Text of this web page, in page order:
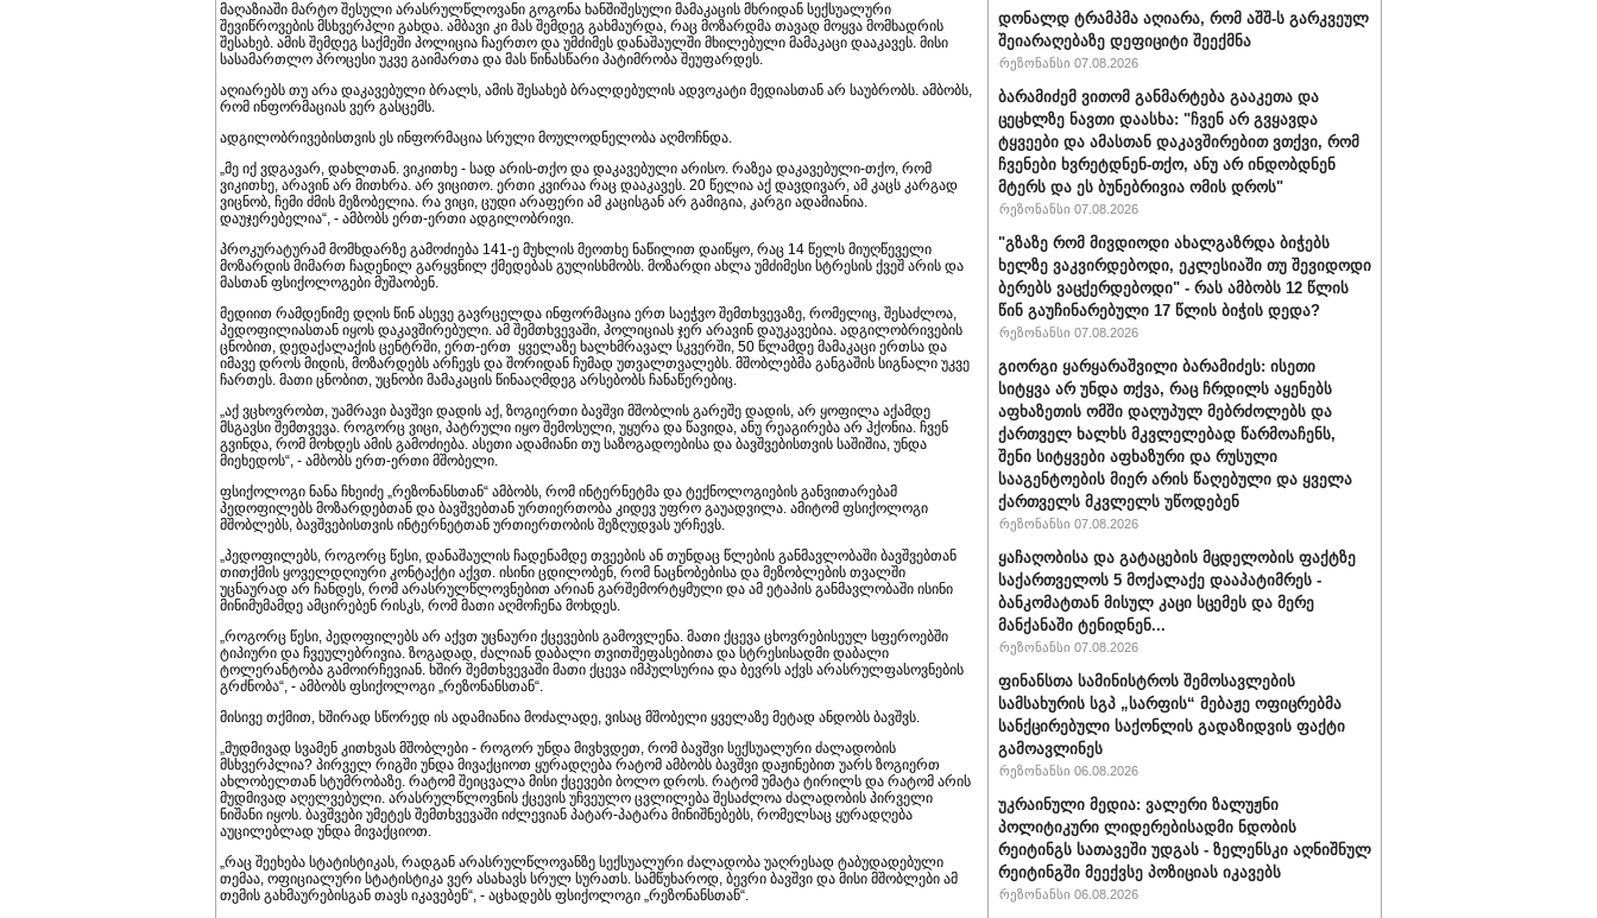
მაღაზიაში მარტო შესული არასრულწლოვანი გოგონა ხანშიშესული მამაკაცის მხრიდან სექსუალური
შევიწროვების მსხვერპლი გახდა. ამბავი კი მას შემდეგ გახმაურდა, რაც მოზარდმა თავად მოყვა მომხადრის
შესახებ. ამის შემდეგ საქმეში პოლიცია ჩაერთო და უმძიმეს დანაშაულში მხილებული მამაკაცი დააკავეს. მისი
სასამართლო პროცესი უკვე გაიმართა და მას წინასწარი პატიმრობა შეუფარდეს.
აღიარებს თუ არა დაკავებული ბრალს, ამის შესახებ ბრალდებულის ადვოკატი მედიასთან არ საუბრობს. ამბობს,
რომ ინფორმაციას ვერ გასცემს.
ადგილობრივებისთვის ეს ინფორმაცია სრული მოულოდნელობა აღმოჩნდა.
„მე იქ ვდგავარ, დახლთან. ვიკითხე - სად არის-თქო და დაკავებული არისო. რაზეა დაკავებული-თქო, რომ
ვიკითხე, არავინ არ მითხრა. არ ვიცითო. ერთი კვირაა რაც დააკავეს. 20 წელია აქ დავდივარ, ამ კაცს კარგად
ვიცნობ, ჩემი ძმის მეზობელია. რა ვიცი, ცუდი არაფერი ამ კაცისგან არ გამიგია, კარგი ადამიანია.
დაუჯერებელია“, - ამბობს ერთ-ერთი ადგილობრივი.
პროკურატურამ მომხდარზე გამოძიება 141-ე მუხლის მეოთხე ნაწილით დაიწყო, რაც 14 წელს მიუღწეველი
მოზარდის მიმართ ჩადენილ გარყვნილ ქმედებას გულისხმობს. მოზარდი ახლა უმძიმესი სტრესის ქვეშ არის და
მასთან ფსიქოლოგები მუშაობენ.
მედიით რამდენიმე დღის წინ ასევე გავრცელდა ინფორმაცია ერთ საეჭვო შემთხვევაზე, რომელიც, შესაძლოა,
პედოფილიასთან იყოს დაკავშირებული. ამ შემთხვევაში, პოლიციას ჯერ არავინ დაუკავებია. ადგილობრივების
ცნობით, დედაქალაქის ცენტრში, ერთ-ერთ ყველაზე ხალხმრავალ სკვერში, 50 წლამდე მამაკაცი ერთსა და
იმავე დროს მიდის, მოზარდებს არჩევს და შორიდან ჩუმად უთვალთვალებს. მშობლებმა განგაშის სიგნალი უკვე
ჩართეს. მათი ცნობით, უცნობი მამაკაცის წინააღმდეგ არსებობს ჩანაწერებიც.
„აქ ვცხოვრობთ, უამრავი ბავშვი დადის აქ, ზოგიერთი ბავშვი მშობლის გარეშე დადის, არ ყოფილა აქამდე
მსგავსი შემთვევა. როგორც ვიცი, პატრული იყო შემოსული, უყურა და წავიდა, ანუ რეაგირება არ ჰქონია. ჩვენ
გვინდა, რომ მოხდეს ამის გამოძიება. ასეთი ადამიანი თუ საზოგადოებისა და ბავშვებისთვის საშიშია, უნდა
მიეხედოს“, - ამბობს ერთ-ერთი მშობელი.
ფსიქოლოგი ნანა ჩხეიძე „რეზონანსთან“ ამბობს, რომ ინტერნეტმა და ტექნოლოგიების განვითარებამ
პედოფილებს მოზარდებთან და ბავშვებთან ურთიერთობა კიდევ უფრო გაუადვილა. ამიტომ ფსიქოლოგი
მშობლებს, ბავშვებისთვის ინტერნეტთან ურთიერთობის შეზღუდვას ურჩევს.
„პედოფილებს, როგორც წესი, დანაშაულის ჩადენამდე თვეების ან თუნდაც წლების განმავლობაში ბავშვებთან
თითქმის ყოველდღიური კონტაქტი აქვთ. ისინი ცდილობენ, რომ ნაცნობებისა და მეზობლების თვალში
უცნაურად არ ჩანდეს, რომ არასრულწლოვნებით არიან გარშემორტყმული და ამ ეტაპის განმავლობაში ისინი
მინიმუმამდე ამცირებენ რისკს, რომ მათი აღმოჩენა მოხდეს.
„როგორც წესი, პედოფილებს არ აქვთ უცნაური ქცევების გამოვლენა. მათი ქცევა ცხოვრებისეულ სფეროებში
ტიპიური და ჩვეულებრივია. ზოგადად, ძალიან დაბალი თვითშეფასებითა და სტრესისადმი დაბალი
ტოლერანტობა გამოირჩევიან. ხშირ შემთხვევაში მათი ქცევა იმპულსურია და ბევრს აქვს არასრულფასოვნების
გრძნობა“, - ამბობს ფსიქოლოგი „რეზონანსთან“.
მისივე თქმით, ხშირად სწორედ ის ადამიანია მოძალადე, ვისაც მშობელი ყველაზე მეტად ანდობს ბავშვს.
„მუდმივად სვამენ კითხვას მშობლები - როგორ უნდა მივხვდეთ, რომ ბავშვი სექსუალური ძალადობის
მსხვერპლია? პირველ რიგში უნდა მივაქციოთ ყურადღება რატომ ამბობს ბავშვი დაჟინებით უარს ზოგიერთ
ახლობელთან სტუმრობაზე. რატომ შეიცვალა მისი ქცევები ბოლო დროს. რატომ უმატა ტირილს და რატომ არის
მუდმივად აღელვებული. არასრულწლოვნის ქცევის უჩვეულო ცვლილება შესაძლოა ძალადობის პირველი
ნიშანი იყოს. ბავშვები უმეტეს შემთხვევაში იძლევიან პატარ-პატარა მინიშნებებს, რომელსაც ყურადღება
აუცილებლად უნდა მივაქციოთ.
„რაც შეეხება სტატისტიკას, რადგან არასრულწლოვანზე სექსუალური ძალადობა უაღრესად ტაბუდადებული
თემაა, ოფიციალური სტატისტიკა ვერ ასახავს სრულ სურათს. სამწუხაროდ, ბევრი ბავშვი და მისი მშობლები ამ
თემის გახმაურებისგან თავს იკავებენ“, - აცხადებს ფსიქოლოგი „რეზონანსთან“.
დონალდ ტრამპმა აღიარა, რომ აშშ-ს გარკვეულ
შეიარაღებაზე დეფიციტი შეექმნა
რეზონანსი 07.08.2026
ბარამიძემ ვითომ განმარტება გააკეთა და
ცეცხლზე ნავთი დაასხა: "ჩვენ არ გვყავდა
ტყვეები და ამასთან დაკავშირებით ვთქვი, რომ
ჩვენები ხვრეტდნენ-თქო, ანუ არ ინდობდნენ
მტერს და ეს ბუნებრივია ომის დროს"
რეზონანსი 07.08.2026
"გზაზე რომ მივდიოდი ახალგაზრდა ბიჭებს
ხელზე ვაკვირდებოდი, ეკლესიაში თუ შევიდოდი
ბერებს ვაცქერდებოდი" - რას ამბობს 12 წლის
წინ გაუჩინარებული 17 წლის ბიჭის დედა?
რეზონანსი 07.08.2026
გიორგი ყარყარაშვილი ბარამიძეს: ისეთი
სიტყვა არ უნდა თქვა, რაც ჩრდილს აყენებს
აფხაზეთის ომში დაღუპულ მებრძოლებს და
ქართველ ხალხს მკვლელებად წარმოაჩენს,
შენი სიტყვები აფხაზური და რუსული
სააგენტოების მიერ არის წაღებული და ყველა
ქართველს მკვლელს უწოდებენ
რეზონანსი 07.08.2026
ყაჩაღობისა და გატაცების მცდელობის ფაქტზე
საქართველოს 5 მოქალაქე დააპატიმრეს -
ბანკომატთან მისულ კაცი სცემეს და მერე
მანქანაში ტენიდნენ...
რეზონანსი 07.08.2026
ფინანსთა სამინისტროს შემოსავლების
სამსახურის სგპ „სარფის“ მებაჟე ოფიცრებმა
სანქცირებული საქონლის გადაზიდვის ფაქტი
გამოავლინეს
რეზონანსი 06.08.2026
უკრაინული მედია: ვალერი ზალუჟნი
პოლიტიკური ლიდერებისადმი ნდობის
რეიტინგს სათავეში უდგას - ზელენსკი აღნიშნულ
რეიტინგში მეექვსე პოზიციას იკავებს
რეზონანსი 06.08.2026